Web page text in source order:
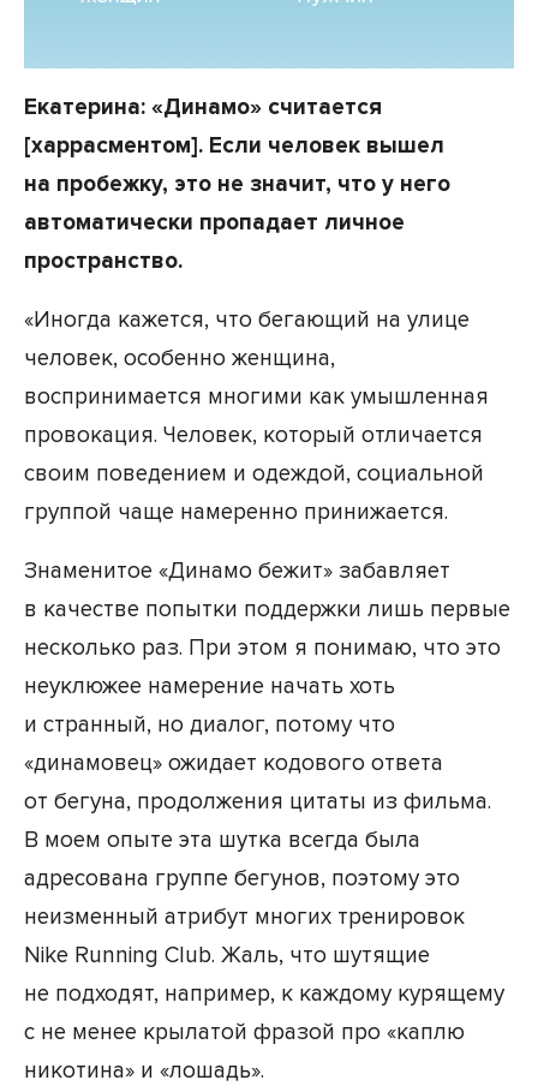
Екатерина: «Динамо» считается
[харрасментом]. Если человек вышел
на пробежку, это не значит, что у него
автоматически пропадает личное
пространство.
«Иногда кажется, что бегающий на улице
человек, особенно женщина,
воспринимается многими как умышленная
провокация. Человек, который отличается
своим поведением и одеждой, социальной
группой чаще намеренно принижается.
Знаменитое «Динамо бежит» забавляет
в качестве попытки поддержки лишь первые
несколько раз. При этом я понимаю, что это
неуклюжее намерение начать хоть
и странный, но диалог, потому что
«динамовец» ожидает кодового ответа
от бегуна, продолжения цитаты из фильма.
В моем опыте эта шутка всегда была
адресована группе бегунов, поэтому это
неизменный атрибут многих тренировок
Nike Running Club. Жаль, что шутящие
не подходят, например, к каждому курящему
с не менее крылатой фразой про «каплю
никотина» и «лошадь».